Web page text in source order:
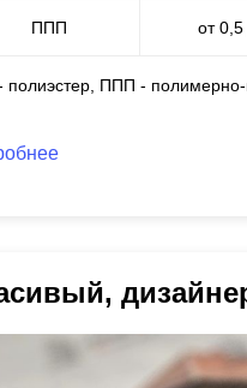
ППП от
полиэстер, ППП -